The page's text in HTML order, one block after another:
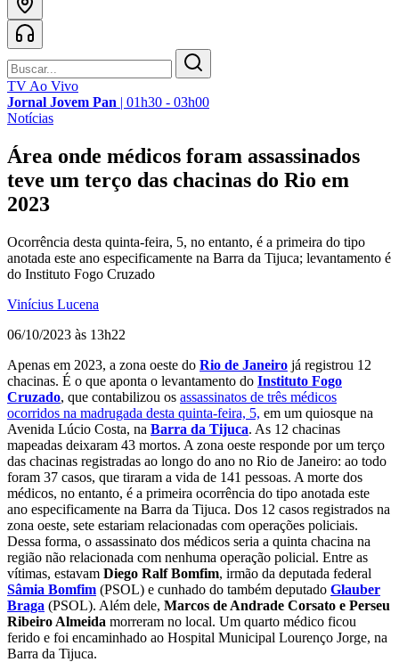
TV Ao Vivo
Jornal Jovem Pan | 01h30 - 03h00
Notícias
Área onde médicos foram assassinados
teve um terço das chacinas do Rio em
2023
Ocorrência desta quinta-feira, 5, no entanto, é a primeira do tipo
anotada este ano especificamente na Barra da Tijuca; levantamento é
do Instituto Fogo Cruzado
Vinícius Lucena
06/10/2023 às 13h22
Apenas em 2023, a zona oeste do Rio de Janeiro já registrou 12
chacinas. É o que aponta o levantamento do Instituto Fogo
Cruzado, que contabilizou os assassinatos de três médicos
ocorridos na madrugada desta quinta-feira, 5, em um quiosque na
Avenida Lúcio Costa, na Barra da Tijuca. As 12 chacinas
mapeadas deixaram 43 mortos. A zona oeste responde por um terço
das chacinas registradas ao longo do ano no Rio de Janeiro: ao todo
foram 37 casos, que tiraram a vida de 141 pessoas. A morte dos
médicos, no entanto, é a primeira ocorrência do tipo anotada este
ano especificamente na Barra da Tijuca. Dos 12 casos registrados na
zona oeste, sete estariam relacionadas com operações policiais.
Dessa forma, o assassinato dos médicos seria a quinta chacina na
região não relacionada com nenhuma operação policial. Entre as
vítimas, estavam Diego Ralf Bomfim, irmão da deputada federal
Sâmia Bomfim (PSOL) e cunhado do também deputado Glauber
Braga (PSOL). Além dele, Marcos de Andrade Corsato e Perseu
Ribeiro Almeida morreram no local. Um quarto médico ficou
ferido e foi encaminhado ao Hospital Municipal Lourenço Jorge, na
Barra da Tijuca.